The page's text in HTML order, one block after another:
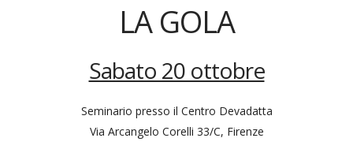
LA GOLA
Sabato 20 ottobre
Seminario presso il Centro Devadatta
Via Arcangelo Corelli 33/C, Firenze